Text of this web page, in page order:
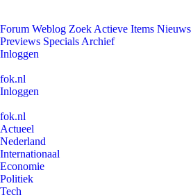
Forum Weblog Zoek Actieve Items Nieuws
Previews Specials Archief
Inloggen
fok.nl
Inloggen
fok.nl
Actueel
Nederland
Internationaal
Economie
Politiek
Tech